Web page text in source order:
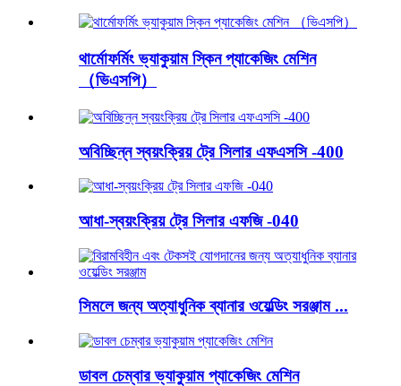
থার্মোফর্মিং ভ্যাকুয়াম স্কিন প্যাকেজিং মেশিন
（ভিএসপি）
অবিচ্ছিন্ন স্বয়ংক্রিয় ট্রে সিলার এফএসসি -400
আধা-স্বয়ংক্রিয় ট্রে সিলার এফজি -040
সিমলে জন্য অত্যাধুনিক ব্যানার ওয়েল্ডিং সরঞ্জাম ...
ডাবল চেম্বার ভ্যাকুয়াম প্যাকেজিং মেশিন